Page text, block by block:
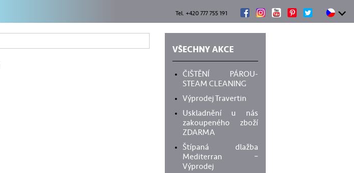
Tel. +420 777 755 191
VŠECHNY AKCE
ČIŠTĚNÍ PÁROU-
STEAM CLEANING
Výprodej Travertin
Uskladnění u nás
zakoupeného zboží
ZDARMA
Štípaná dlažba
Mediterran –
Výprodej